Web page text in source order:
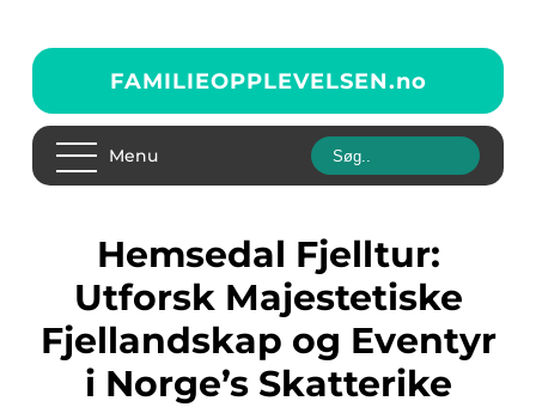
FAMILIEOPPLEVELSEN.no
Menu
Hemsedal Fjelltur:
Utforsk Majestetiske
Fjellandskap og Eventyr
i Norge’s Skatterike